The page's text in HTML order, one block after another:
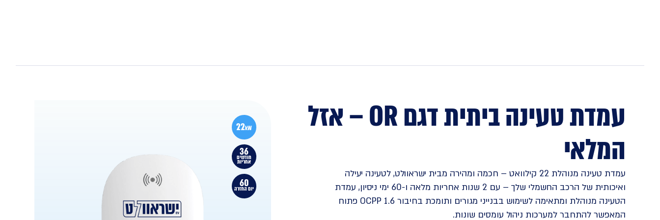
עמדת טעינה ביתית דגם OR – אזל
המלאי
עמדת טעינה מנוהלת 22 קילוואט – חכמה ומהירה מבית ישראוולט, לטעינה יעילה
ואיכותית של הרכב החשמלי שלך – עם 2 שנות אחריות מלאה ו-60 ימי ניסיון, עמדת
הטעינה מנוהלת ומתאימה לשימוש בבנייני מגורים ותומכת בחיבור OCPP 1.6 פתוח
המאפשר להתחבר למערכות ניהול עומסים שונות.
22kW
36
חודשים
אחריות
60
יום החזרה